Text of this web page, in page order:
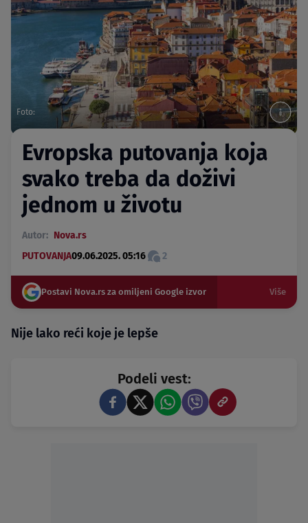
Foto:
Evropska putovanja koja
svako treba da doživi
jednom u životu
Autor: Nova.rs
PUTOVANJA09.06.2025. 05:16 2
Postavi Nova.rs za omiljeni Google izvor Više
Nije lako reći koje je lepše
Podeli vest: